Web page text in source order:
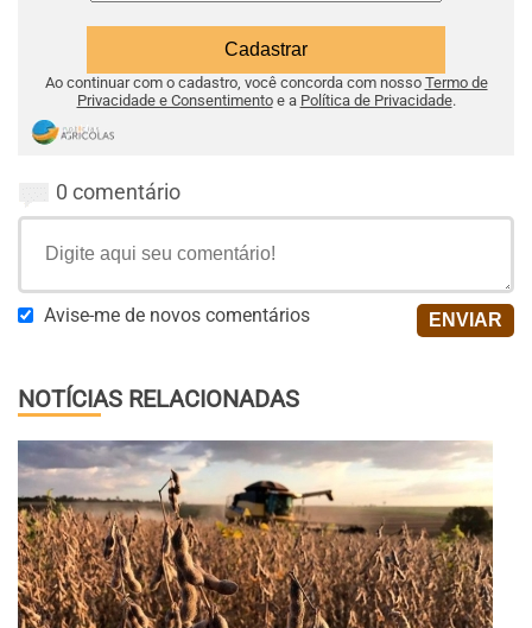
Ao continuar com o cadastro, você concorda com nosso Termo de
Privacidade e Consentimentoe a Política de Privacidade.
0 comentário
Avise-me de novos comentários
NOTÍCIAS RELACIONADAS